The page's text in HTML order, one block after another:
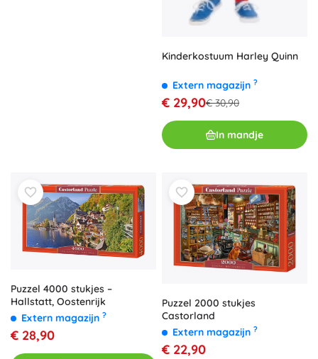
Kinderkostuum Harley Quinn
Extern magazijn ?
€ 29,90€ 30,90
In mandje
Puzzel 4000 stukjes –
Hallstatt, Oostenrijk
Extern magazijn ?
€ 28,90
Puzzel 2000 stukjes
Castorland
Extern magazijn ?
€ 22,90